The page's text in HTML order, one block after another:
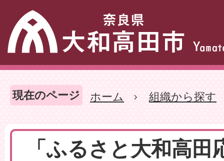
現在のページ ホーム 組織から探す
「ふるさと大和高田